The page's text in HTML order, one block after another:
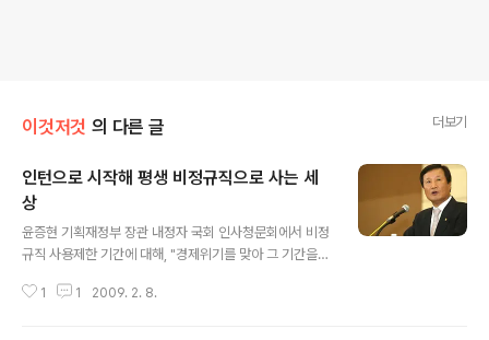
이것저것 의 다른 글 더보기
인턴으로 시작해 평생 비정규직으로 사는 세
상
윤증현 기획재정부 장관 내정자 국회 인사청문회에서 비정
규직 사용제한 기간에 대해, "경제위기를 맞아 그 기간을
일자리를 빼앗는 것이 되고 있다" 7월 현재의 비정규직 사
1 1 2009. 2. 8.